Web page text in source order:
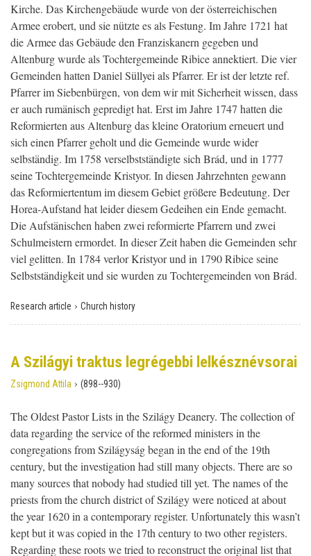
Kirche. Das Kirchengebäude wurde von der österreichischen
Armee erobert, und sie nützte es als Festung. Im Jahre 1721 hat
die Armee das Gebäude den Franziskanern gegeben und
Altenburg wurde als Tochtergemeinde Ribice annektiert. Die vier
Gemeinden hatten Daniel Süllyei als Pfarrer. Er ist der letzte ref.
Pfarrer im Siebenbürgen, von dem wir mit Sicherheit wissen, dass
er auch rumänisch gepredigt hat. Erst im Jahre 1747 hatten die
Reformierten aus Altenburg das kleine Oratorium erneuert und
sich einen Pfarrer geholt und die Gemeinde wurde wider
selbständig. Im 1758 verselbstständigte sich Brád, und in 1777
seine Tochtergemeinde Kristyor. In diesen Jahrzehnten gewann
das Reformiertentum im diesem Gebiet größere Bedeutung. Der
Horea-Aufstand hat leider diesem Gedeihen ein Ende gemacht.
Die Aufstänischen haben zwei reformierte Pfarrern und zwei
Schulmeistern ermordet. In dieser Zeit haben die Gemeinden sehr
viel gelitten. In 1784 verlor Kristyor und in 1790 Ribice seine
Selbstständigkeit und sie wurden zu Tochtergemeinden von Brád.
Research article › Church history
A Szilágyi traktus legrégebbi lelkésznévsorai
Zsigmond Attila › (898--930)
The Oldest Pastor Lists in the Szilágy Deanery. The collection of
data regarding the service of the reformed ministers in the
congregations from Szilágyság began in the end of the 19th
century, but the investigation had still many objects. There are so
many sources that nobody had studied till yet. The names of the
priests from the church district of Szilágy were noticed at about
the year 1620 in a contemporary register. Unfortunately this wasn’t
kept but it was copied in the 17th century to two other registers.
Regarding these roots we tried to reconstruct the original list that